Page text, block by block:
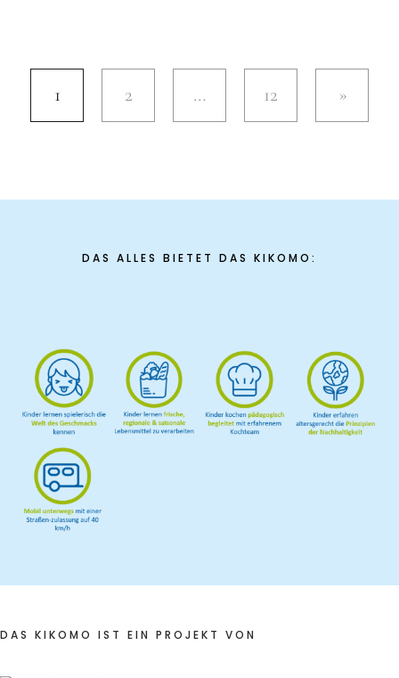
1 2 … 12
DAS ALLES BIETET DAS KIKOMO:
DAS KIKOMO IST EIN PROJEKT VON